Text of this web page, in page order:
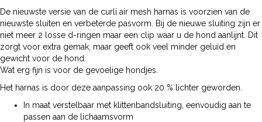
De nieuwste versie van de curli air mesh harnas is voorzien van de
nieuwste sluiten en verbeterde pasvorm. Bij de nieuwe sluiting zijn er
niet meer 2 losse d-ringen maar een clip waar u de hond aanlijnt. Dit
zorgt voor extra gemak, maar geeft ook veel minder geluid en
gewicht voor de hond.
Wat erg fijn is voor de gevoelige hondjes.
Het harnas is door deze aanpassing ook 20 % lichter geworden.
In maat verstelbaar met klittenbandsluiting, eenvoudig aan te
passen aan de lichaamsvorm